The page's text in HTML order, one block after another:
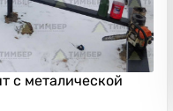
с металической